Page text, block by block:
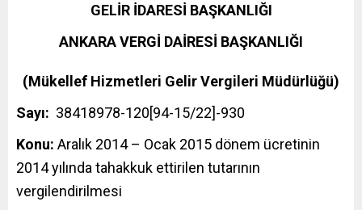
GELİR İDARESİ BAŞKANLIĞI
ANKARA VERGİ DAİRESİ BAŞKANLIĞI
(Mükellef Hizmetleri Gelir Vergileri Müdürlüğü)
Sayı: 38418978-120[94-15/22]-930
Konu: Aralık 2014 – Ocak 2015 dönem ücretinin
2014 yılında tahakkuk ettirilen tutarının
vergilendirilmesi